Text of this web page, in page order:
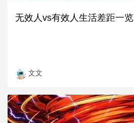
无效人vs有效人生活差距一览
文文